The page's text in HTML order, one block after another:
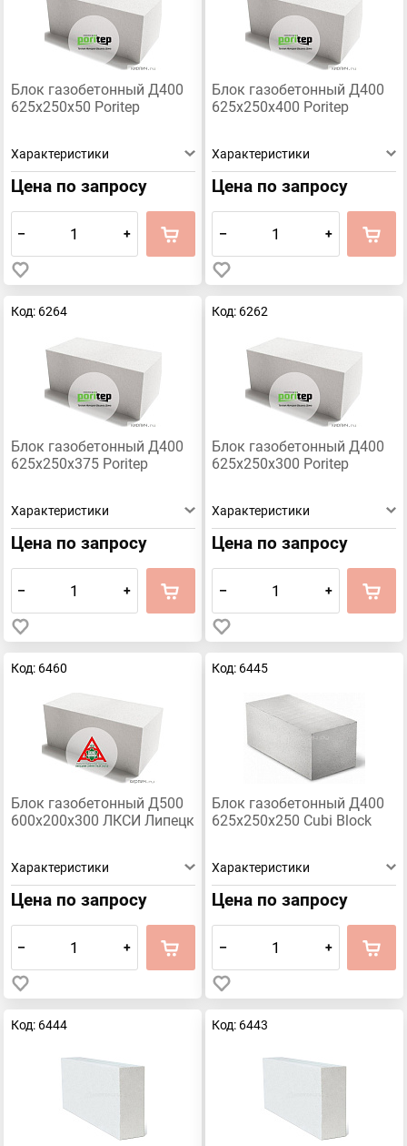
Блок газобетонный Д400
625х250х50 Poritep
Характеристики
Цена по запросу
– +
Блок газобетонный Д400
625х250х400 Poritep
Характеристики
Цена по запросу
– +
Код: 6264
Блок газобетонный Д400
625х250х375 Poritep
Характеристики
Цена по запросу
– +
Код: 6262
Блок газобетонный Д400
625х250х300 Poritep
Характеристики
Цена по запросу
– +
Код: 6460
Блок газобетонный Д500
600х200х300 ЛКСИ Липецк
Характеристики
Цена по запросу
– +
Код: 6445
Блок газобетонный Д400
625х250х250 Cubi Block
Характеристики
Цена по запросу
– +
Код: 6444 Код: 6443